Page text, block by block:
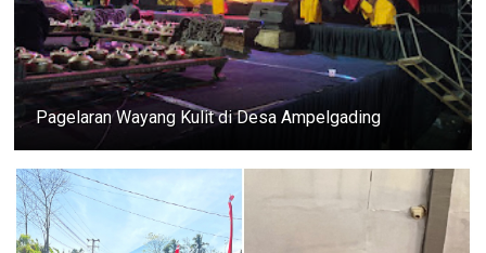
Pagelaran Wayang Kulit di Desa Ampelgading